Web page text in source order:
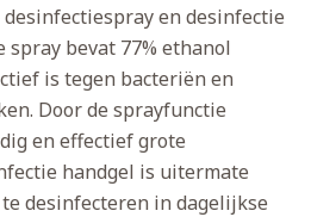
en desinfectie
spray bevat 77% ethanol
is tegen bacteriën en
Door de sprayfunctie
en effectief grote
handgel is uitermate
desinfecteren in dagelijkse